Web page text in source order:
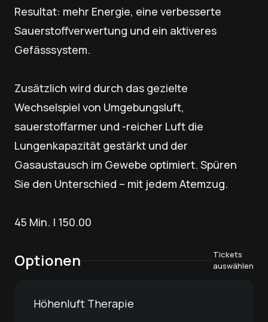
Resultat: mehr Energie, eine verbesserte
Sauerstoffverwertung und ein aktiveres
Gefässsystem.
Zusätzlich wird durch das gezielte
Wechselspiel von Umgebungsluft,
sauerstoffarmer und -reicher Luft die
Lungenkapazität gestärkt und der
Gasaustausch im Gewebe optimiert. Spüren
Sie den Unterschied – mit jedem Atemzug.
45 Min. | 150.00
Optionen
Tickets
auswählen
Höhenluft Therapie